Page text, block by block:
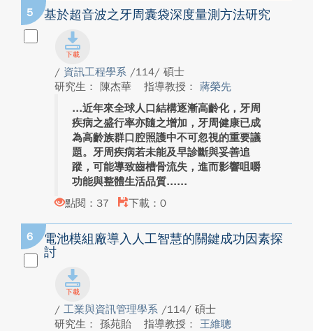
5 基於超音波之牙周囊袋深度量測方法研究
/ 資訊工程學系 /114/ 碩士
研究生： 陳杰華
指導教授： 蔣榮先
近年來全球人口結構逐漸高齡化，牙周
疾病之盛行率亦隨之增加，牙周健康已成
為高齡族群口腔照護中不可忽視的重要議
題。牙周疾病若未能及早診斷與妥善追
蹤，可能導致齒槽骨流失，進而影響咀嚼
功能與整體生活品質...
點閱：37
下載：0
6
電池模組廠導入人工智慧的關鍵成功因素探
討
/ 工業與資訊管理學系 /114/ 碩士
研究生： 孫苑貽
指導教授： 王維聰